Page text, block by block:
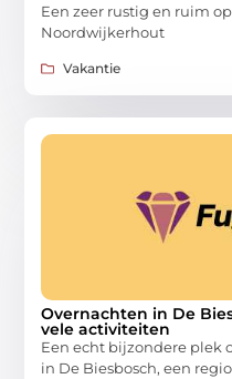
Een zeer rustig en ruim
Noordwijkerhout
Vakantie
Overnachten in De
vele activiteiten
Een echt bijzondere plek
in De Biesbosch, een